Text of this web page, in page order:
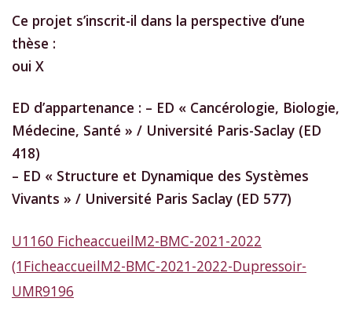
Ce projet s’inscrit-il dans la perspective d’une
thèse :
oui X
ED d’appartenance : – ED « Cancérologie, Biologie,
Médecine, Santé » / Université Paris-Saclay (ED
418)
– ED « Structure et Dynamique des Systèmes
Vivants » / Université Paris Saclay (ED 577)
U1160 FicheaccueilM2-BMC-2021-2022
(1FicheaccueilM2-BMC-2021-2022-Dupressoir-
UMR9196